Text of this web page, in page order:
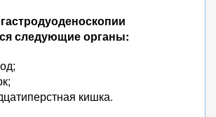
следующие органы:
кишка.